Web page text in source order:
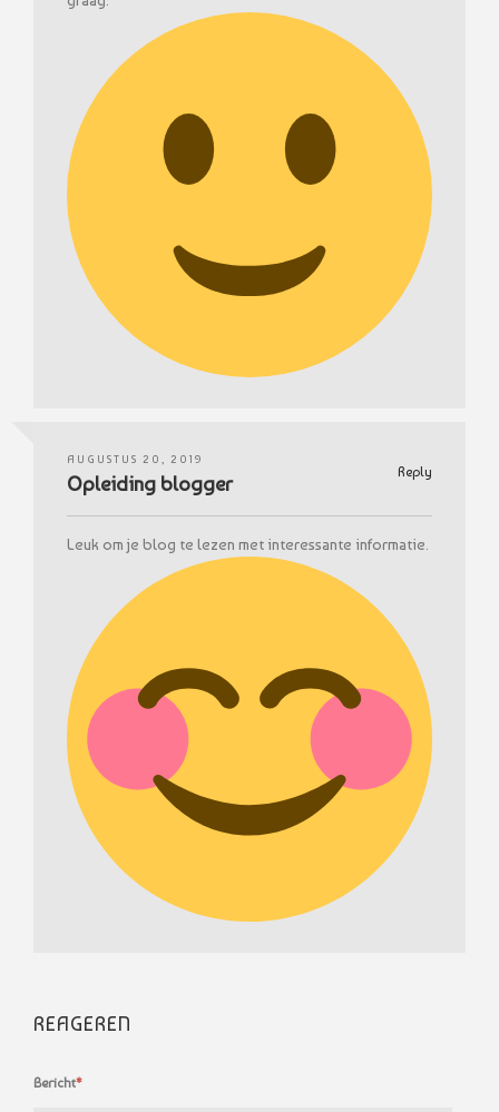
AUGUSTUS 20, 2019
Reply
Opleiding blogger
Leuk om je blog te lezen met interessante informatie.
REAGEREN
Bericht*